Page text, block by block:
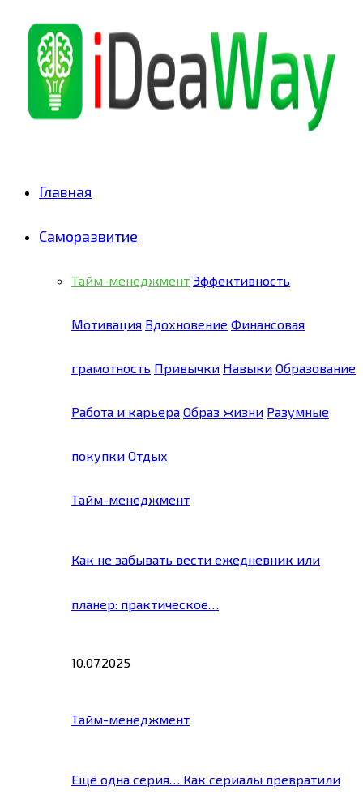
Главная
Саморазвитие
Тайм-менеджмент Эффективность
Мотивация Вдохновение Финансовая
грамотность Привычки Навыки Образование
Работа и карьера Образ жизни Разумные
покупки Отдых
Тайм-менеджмент
Как не забывать вести ежедневник или
планер: практическое…
10.07.2025
Тайм-менеджмент
Ещё одна серия… Как сериалы превратили